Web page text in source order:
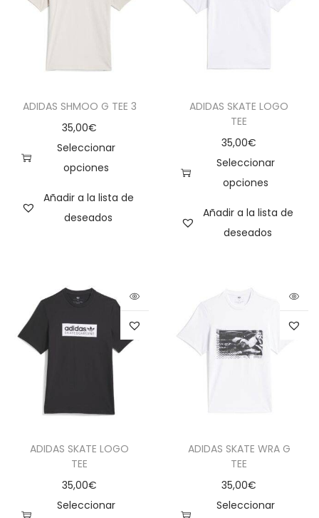
ADIDAS SHMOO G TEE 3
35,00€
Seleccionar
opciones
Añadir a la lista de
deseados
ADIDAS SKATE LOGO
TEE
35,00€
Seleccionar
opciones
Añadir a la lista de
deseados
ADIDAS SKATE LOGO
TEE
35,00€
Seleccionar
ADIDAS SKATE WRA G
TEE
35,00€
Seleccionar